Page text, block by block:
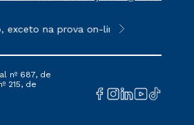
na prova on-line ou
nº 687, de
215, de